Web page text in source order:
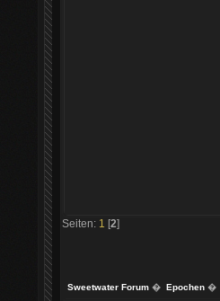
Seiten: 1 [2]
Sweetwater Forum � Epochen�